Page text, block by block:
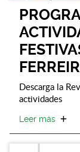
Descarga la
actividades
Leer más